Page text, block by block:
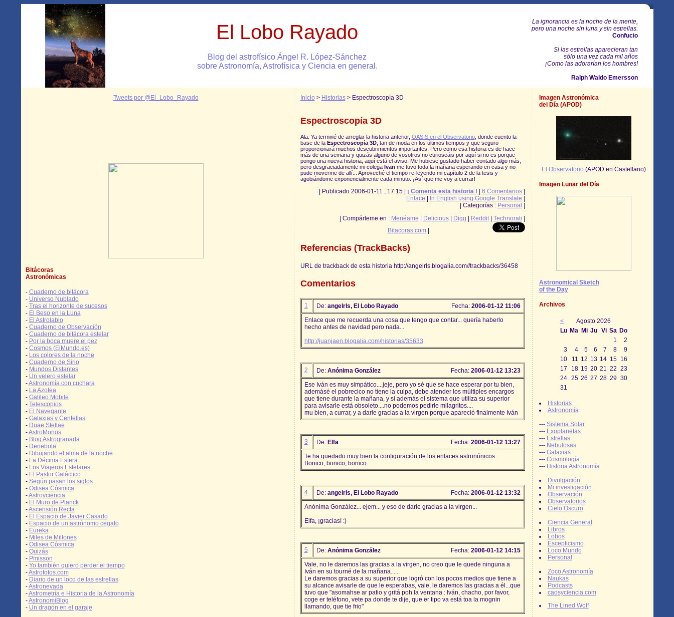
El Lobo Rayado
Blog del astrofísico Ángel R. López-Sánchez
sobre Astronomía, Astrofísica y Ciencia en general.
La ignorancia es la noche de la mente,
pero una noche sin luna y sin estrellas.
Confucio
Si las estrellas aparecieran tan
sólo una vez cada mil años
¡Como las adorarían los hombres!
Ralph Waldo Emersson
Tweets por @El_Lobo_Rayado
Bitácoras
Astronómicas
- Cuaderno de bitácora
- Universo Nublado
- Tras el horizonte de sucesos
- El Beso en la Luna
- El Astrolabio
- Cuaderno de Observación
- Cuaderno de bitácora estelar
- Por la boca muere el pez
- Cosmos (ElMundo.es)
- Los colores de la noche
- Cuaderno de Sirio
- Mundos Distantes
- Un velero estelar
-Astronomía con cuchara
- La Azotea
- Galileo Mobile
- Telescopios
- El Navegante
- Galaxias y Centellas
- Duae Stellae
-AstroMonos
- Blog Astrogranada
- Denebola
- Dibujando el alma de la noche
- La Décima Esfera
- Los Viajeros Estelares
- El Pastor Galáctico
- Según pasan los siglos
- Odisea Cósmica
-Astroyciencia
- El Muro de Planck
-Ascensión Recta
- El Espacio de Javier Casado
- Espacio de un astrónomo cegato
- Eureka
- Miles de Millones
- Odisea Cósmica
- Quizás
- Pmisson
- Yo también quiero perder el tiempo
-Astrofotos.com
- Diario de un loco de las estrellas
-Astronevada
-Astrometría e Historia de la Astronomía
-AstronomiBlog
- Un dragón en el garaje
Inicio > Historias> Espectroscopía 3D
Espectroscopía 3D
Ala. Ya terminé de arreglar la historia anterior, OASIS en el Observatorio, donde cuento la
base de la Espectroscopía 3D, tan de moda en los últimos tiempos y que seguro
proporcionará muchos descubrimientos importantes. Pero como esa historia es de hace
más de una semana y quizás alguno de vosotros no curioseáis por aquí si no es porque
pongo una nueva historia, aquí está el aviso. Me hubiese gustado haber contado algo más,
pero desgraciadamente mi colega Ivan me tuvo toda la mañana esperando en casa y no
pude moverme de allí... Aproveché el tiempo re-leyendo mi capítulo 2 de la tesis y
agobiándome exponencialmente cada minuto. ¡Así que me voy a currar!
| Publicado 2006-01-11 , 17:15 | ¡ Comenta esta historia ! | 6 Comentarios|
Enlace | In English using Google Translate |
| Categorías : Personal |
| Compárteme en : Menéame | Delicious| Digg | Reddit | Technorati |
Bitacoras.com|
Referencias (TrackBacks)
URL de trackback de esta historia http://angelrls.blogalia.com//trackbacks/36458
Comentarios
1 De: angelrls, El Lobo Rayado Fecha: 2006-01-12 11:06
Enlace que me recuerda una cosa que tengo que contar... quería haberlo
hecho antes de navidad pero nada...
http://juanjaen.blogalia.com/historias/35633
2 De: Anónima González Fecha: 2006-01-12 13:23
Ese Iván es muy simpático....jeje, pero yo sé que se hace esperar por tu bien,
ademásé el pobrecico no tiene la culpa, debe atender los múltiples encargos
que tiene durante la mañana, y si además el sistema que utiliza su superior
para avisarle está obsoleto....no podemos pedirle milagritos....
mu bien, a currar, y a darle gracias a la virgen porque apareció finalmente Iván
3 De: Elfa Fecha: 2006-01-12 13:27
Te ha quedado muy bien la configuración de los enlaces astronónicos.
Bonico, bonico, bonico
4 De: angelrls, El Lobo Rayado Fecha: 2006-01-12 13:32
Anónima González... ejem... y eso de darle gracias a la virgen...
Elfa, ¡gracias! :)
5 De: Anónima González Fecha: 2006-01-12 14:15
Vale, no le daremos las gracias a la virgen, no creo que le quede ninguna a
Iván en su tourné de la mañana......
Le daremos gracias a su superior que logró con los pocos medios que tiene a
su alcance avisarle de que le esperabas, vale, le daremos las gracias a él...que
tuvo que "asomahse ar patio y gritá poh la ventana : Iván, chacho, por favor,
coge er teléfono, vete pa donde te dije, que er tipo va está toa la mognin
llamando, que tie frio"
Imagen Astronómica
del Día (APOD)
El Observatorio (APOD en Castellano)
Imagen Lunar del Día
Astronomical Sketch
of the Day
Archivos
<
Agosto 2026
Lu Ma Mi Ju Vi Sa Do
1
2
3
4 5 6 7 8
9
10
11 12 13 14 15 16
17
18 19 20 21 22 23
24 25 26 27 28 29 30
31
Historias
Astronomía
--- Sistema Solar
--- Exoplanetas
--- Estrellas
--- Nebulosas
--- Galaxias
--- Cosmología
--- Historia Astronomía
Divulgación
Mi investigación
Observación
Observatorios
Cielo Oscuro
Ciencia General
Libros
Lobos
Escepticismo
Loco Mundo
Personal
Zoco Astronomía
Naukas
Podcasts
caosyciencia.com
The Lined Wolf